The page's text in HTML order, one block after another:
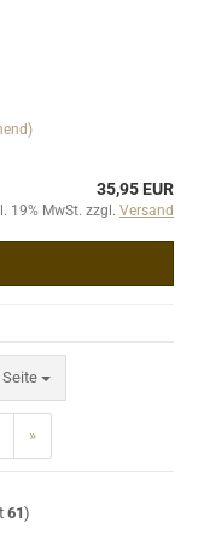
35,95 EUR
19% MwSt. zzgl. Versand
Seite
»
61)